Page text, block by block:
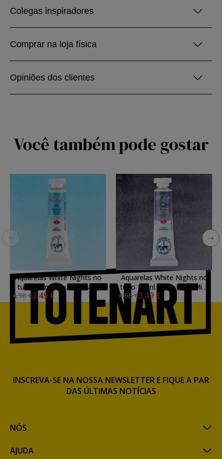
Colegas inspiradores
Comprar na loja física
Opiniões dos clientes
Você também pode gostar
Aquarelas White Nights no
tubo 10 ml. Azul Celestial
512
4,98 €3,49 €
Aquarelas White Nights no
tubo 10 ml. Grey-Rose Mist
832
4,98 €3,49 €
NÓS
AJUDA
INSCREVA-SE NA NOSSA NEWSLETTER E FIQUE A PAR
DAS ÚLTIMAS NOTÍCIAS